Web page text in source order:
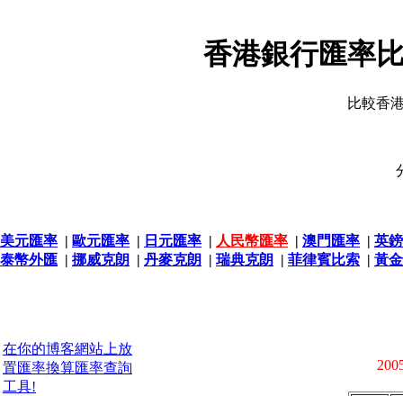
香港銀行匯率
比較香
美元匯率 | 歐元匯率 | 日元匯率 | 人民幣匯率 | 澳門匯率 | 英
泰幣外匯 | 挪威克朗 | 丹麥克朗 | 瑞典克朗 | 菲律賓比索 | 黃
在你的博客網站上放
置匯率換算匯率查詢
工具!